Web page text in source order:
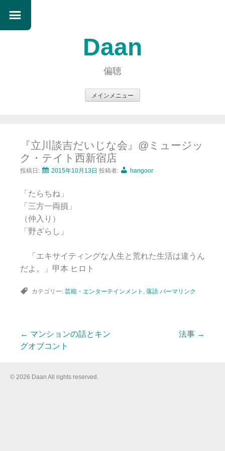
Daan
偏聴
メインメニュー
ン
ツ
へ
キ
ッ
プ
『立川談吉だいじな会』@ミュージッ
ク・テイト西新宿店
投稿日: 2015年10月13日 投稿者: hangoor
「たらちね」
「三方一両損」
（仲入り）
「野ざらし」
「エキサイティングな人生と荒れた生活は違うん
だよ。」甲本 ヒロト
カテゴリー: 芸能・エンターテインメント , 落語 パーマリンク
投
稿
← マンションの話とキン
グオブコント
法事 →
© 2026 Daan All rights reserved.